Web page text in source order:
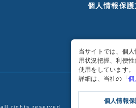
個人情報保
all rights reserved.
当サイトでは、個
用状況把握、利便
使用をしています。
詳細は、当社の「 個
個人情報